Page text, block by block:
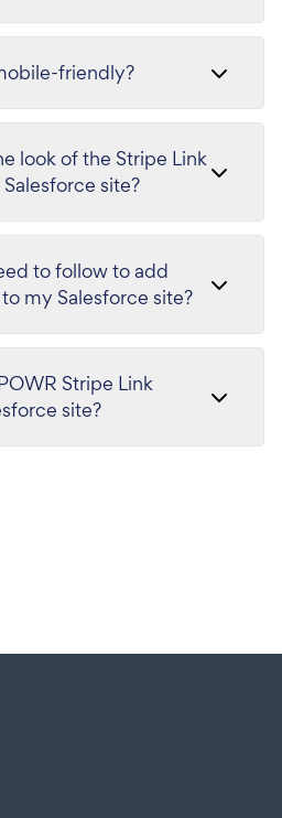
friendly?
look of the Stripe Link
site?
to follow to add
my Salesforce site?
Stripe Link
site?